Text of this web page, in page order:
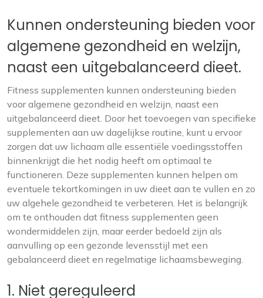
Kunnen ondersteuning bieden voor
algemene gezondheid en welzijn,
naast een uitgebalanceerd dieet.
Fitness supplementen kunnen ondersteuning bieden
voor algemene gezondheid en welzijn, naast een
uitgebalanceerd dieet. Door het toevoegen van specifieke
supplementen aan uw dagelijkse routine, kunt u ervoor
zorgen dat uw lichaam alle essentiële voedingsstoffen
binnenkrijgt die het nodig heeft om optimaal te
functioneren. Deze supplementen kunnen helpen om
eventuele tekortkomingen in uw dieet aan te vullen en zo
uw algehele gezondheid te verbeteren. Het is belangrijk
om te onthouden dat fitness supplementen geen
wondermiddelen zijn, maar eerder bedoeld zijn als
aanvulling op een gezonde levensstijl met een
gebalanceerd dieet en regelmatige lichaamsbeweging.
1. Niet gereguleerd